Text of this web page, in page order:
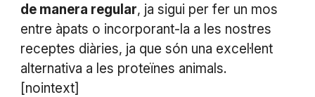
de manera regular, ja sigui per fer un mos
entre àpats o incorporant-la a les nostres
receptes diàries, ja que són una excel·lent
alternativa a les proteïnes animals.
[nointext]